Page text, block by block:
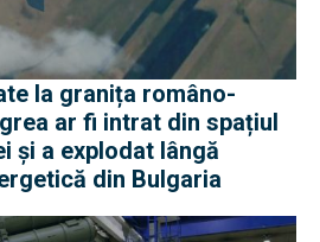
la granița româno-
ar fi intrat din spațiul
și a explodat lângă
din Bulgaria